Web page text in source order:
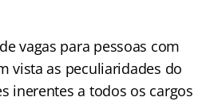
vagas para pessoas com
vista as peculiaridades do
inerentes a todos os cargos